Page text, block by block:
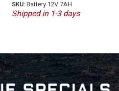
SKU: Battery 12V 7AH
Shipped in 1-3 days